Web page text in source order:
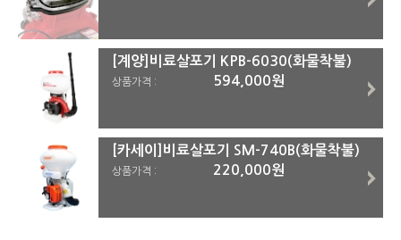
[계양]비료살포기 KPB-6030(화물착불)
상품가격 : 594,000원
[카세이]비료살포기 SM-740B(화물착불)
상품가격 : 220,000원